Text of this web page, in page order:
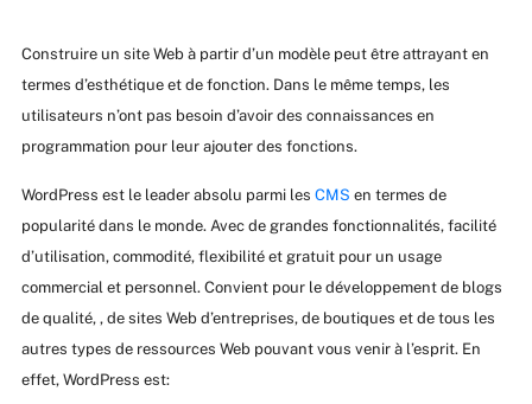
Construire un site Web à partir d’un modèle peut être attrayant en
termes d’esthétique et de fonction. Dans le même temps, les
utilisateurs n’ont pas besoin d’avoir des connaissances en
programmation pour leur ajouter des fonctions.
WordPress est le leader absolu parmi les CMS en termes de
popularité dans le monde. Avec de grandes fonctionnalités, facilité
d’utilisation, commodité, flexibilité et gratuit pour un usage
commercial et personnel. Convient pour le développement de blogs
de qualité, , de sites Web d’entreprises, de boutiques et de tous les
autres types de ressources Web pouvant vous venir à l’esprit. En
effet, WordPress est: